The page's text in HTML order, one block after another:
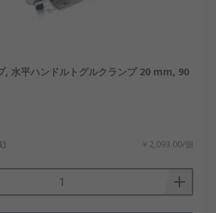
も重要です。
クランプタイプ:
Gクランプ - 最もシンプルなモデ
す。組み立てが簡単でサイズが
ほとんどどこでも使用できま
や溶接に最適です。
動作はCクランプに似ています
り広くなっています。
, 水平ハンドルトグルクランプ 20 mm, 90
) ￥2,093.00/個